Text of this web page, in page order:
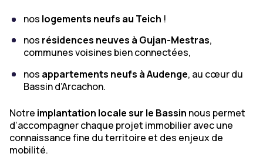
nos logements neufs au Teich !
nos résidences neuves à Gujan-Mestras,
communes voisines bien connectées,
nos appartements neufs à Audenge, au cœur du
Bassin d’Arcachon.
Notre implantation locale sur le Bassin nous permet
d’accompagner chaque projet immobilier avec une
connaissance fine du territoire et des enjeux de
mobilité.